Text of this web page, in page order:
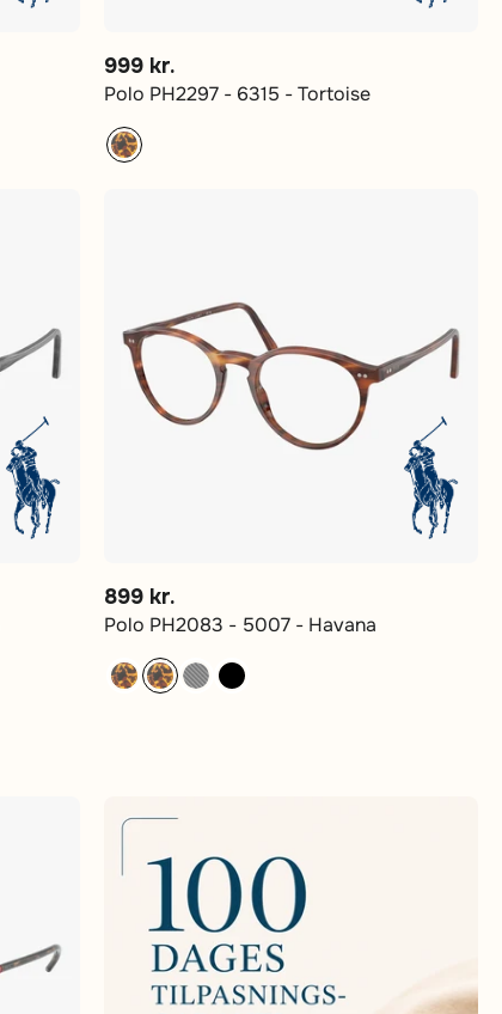
999 kr.
Polo PH2297 - 6315 - Tortoise
899 kr.
Polo PH2083 - 5007 - Havana